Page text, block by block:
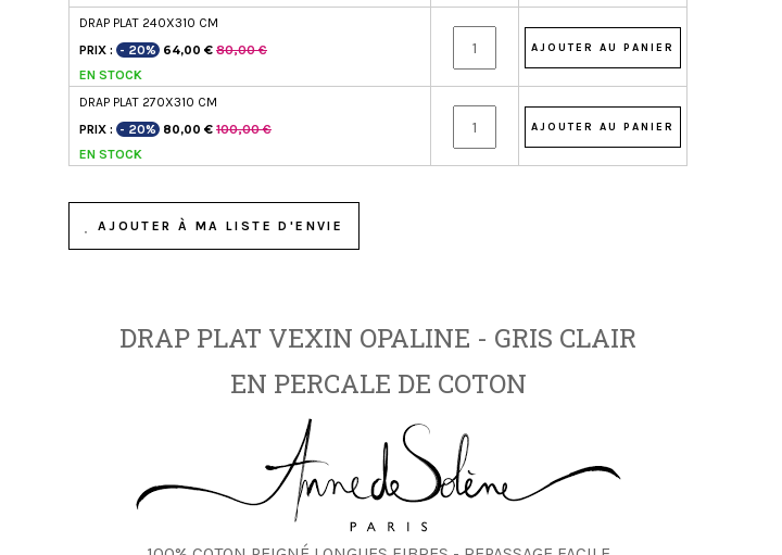
DRAP PLAT 240X310 CM
PRIX : - 20% 64,00 € 80,00 €
EN STOCK
DRAP PLAT 270X310 CM
PRIX : - 20% 80,00 € 100,00 €
EN STOCK
AJOUTER À MA LISTE D'ENVIE
DRAP PLAT VEXIN OPALINE - GRIS CLAIR
EN PERCALE DE COTON